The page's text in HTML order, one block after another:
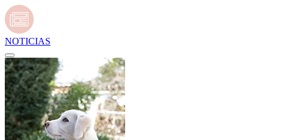
NOTICIAS